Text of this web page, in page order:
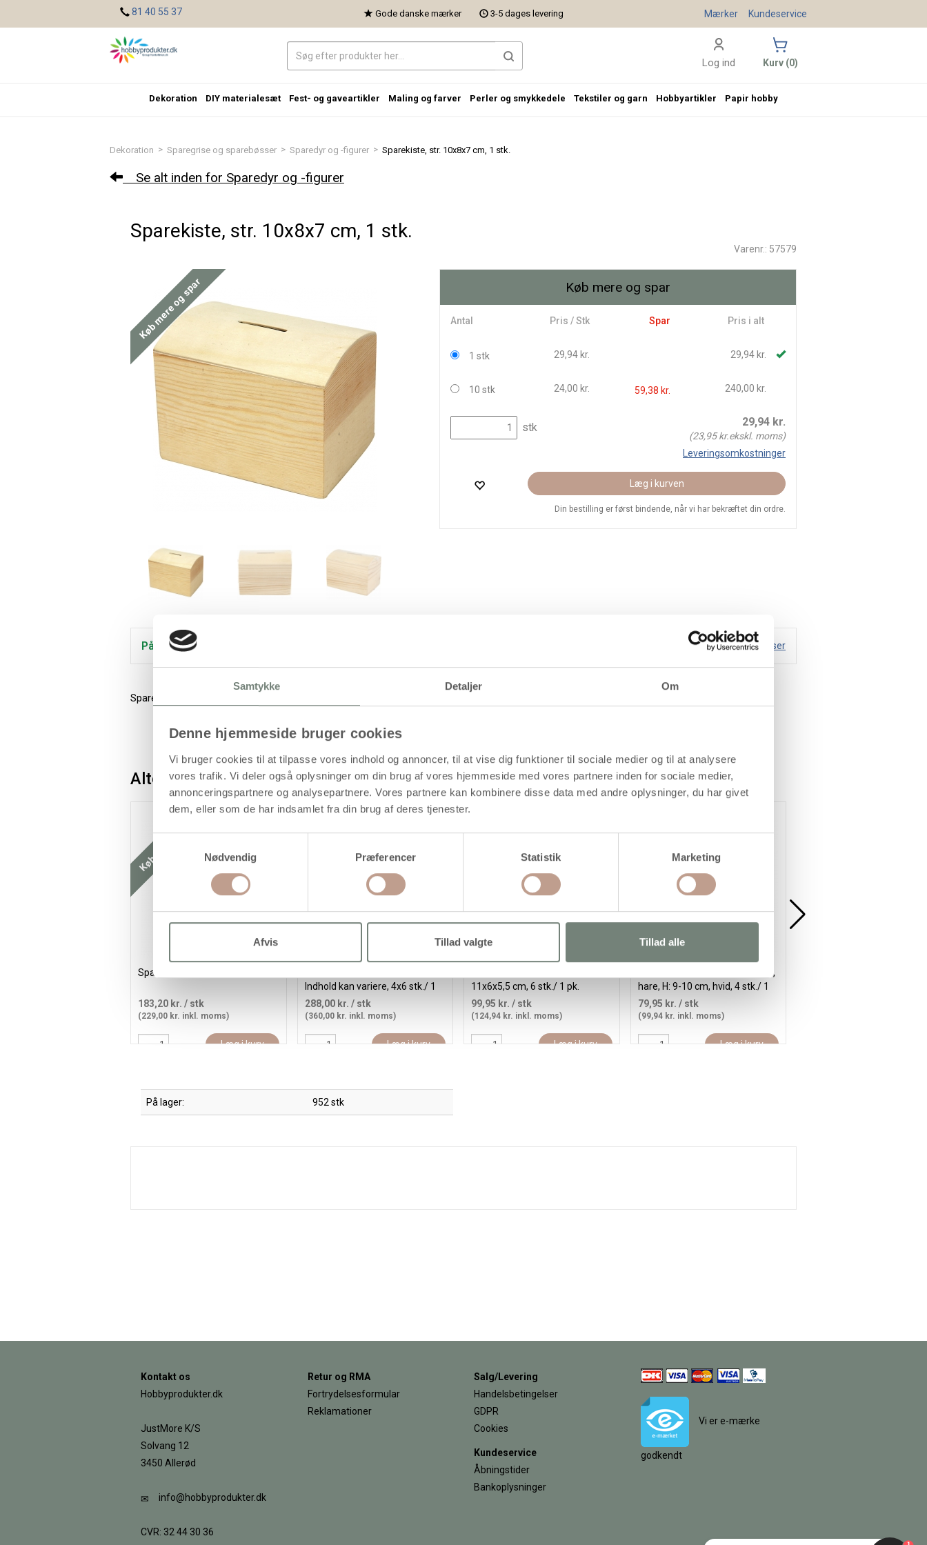
Samtykke Detaljer Om
Denne hjemmeside bruger cookies
Vi bruger cookies til at tilpasse vores indhold og annoncer, til at vise dig funktioner til sociale medier og til at analysere
vores trafik. Vi deler også oplysninger om din brug af vores hjemmeside med vores partnere inden for sociale medier,
annonceringspartnere og analysepartnere. Vores partnere kan kombinere disse data med andre oplysninger, du har givet
dem, eller som de har indsamlet fra din brug af deres tjenester.
Samtykkevalg
Nødvendig
Præferencer Statistik Marketing
Afvis Tillad valgte Tillad alle
Dekoration > Sparegrise og sparebøsser > Sparedyr og -figurer > Sparekiste, str. 10x8x7 cm, 1 stk.
Se alt inden for Sparedyr og -figurer
Sparekiste, str. 10x8x7 cm, 1 stk.
Varenr.: 57579
Køb mere og spar Køb mere og spar
Antal Pris / Stk Spar Pris i alt
1 stk 29,94 kr. 29,94 kr.
10 stk 24,00 kr. 59,38 kr. 240,00 kr.
stk 29,94kr.
(23,95kr.ekskl. moms)
Leveringsomkostninger
Læg i kurven
Din bestilling er først bindende, når vi har bekræftet din ordre.
På lager Handelsbetingelser
Sparekiste i træ med lås i bunden
Alternativer
Køb mere og spar
Sparekat, H: 14 cm, 8 stk./ 1 pk.
183,20 kr. / stk
(229,00 kr. inkl. moms)
Læg i kurv
Indhold kan variere, 4x6 stk./ 1
pk.
288,00 kr. / stk
(360,00 kr. inkl. moms)
Læg i kurv
11x6x5,5 cm, 6 stk./ 1 pk.
99,95 kr. / stk
(124,94 kr. inkl. moms)
Læg i kurv
Sparebøsse, ugle, ræv, pindsvin,
hare, H: 9-10 cm, hvid, 4 stk./ 1
pk.
79,95 kr. / stk
(99,94 kr. inkl. moms)
Læg i kurv
På lager: 952 stk
81 40 55 37 Gode danske mærker 3-5 dages levering Kundeservice
Mærker
Log ind Kurv (0)
Dekoration DIY materialesæt Fest- og gaveartikler Maling og farver Perler og smykkedele Tekstiler og garn Hobbyartikler Papir hobby
Kontakt os
Hobbyprodukter.dk
JustMore K/S
Solvang 12
3450 Allerød
info@hobbyprodukter.dk
CVR: 32 44 30 36
Retur og RMA
Fortrydelsesformular
Reklamationer
Salg/Levering
Handelsbetingelser
GDPR
Cookies
Kundeservice
Åbningstider
Bankoplysninger
Vi er e-mærke
godkendt